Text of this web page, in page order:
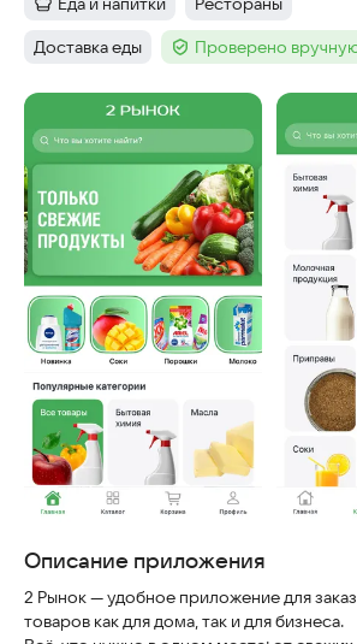
Категория: Тег:
Тег:
Доставка еды Тег :Проверено
Скриншоты
Описание приложения
2 Рынок — удобное приложение для
товаров как для дома, так и для бизнеса.